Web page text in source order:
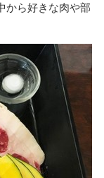
から好きな肉や部